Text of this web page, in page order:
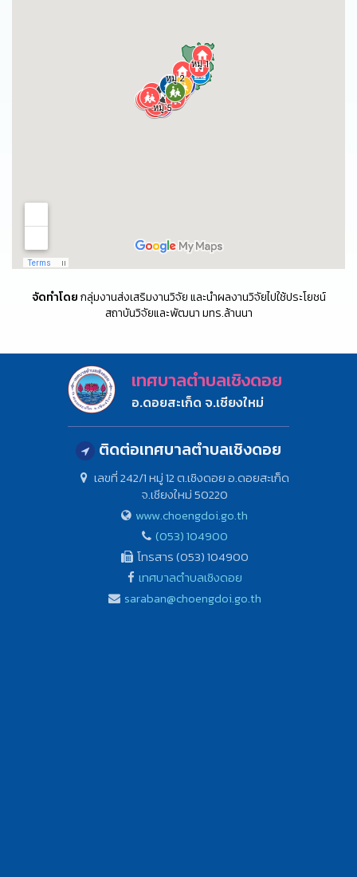
จัดทำโดยกลุ่มงานส่งเสริมงานวิจัย และนำผลงานวิจัยไปใช้ประโยชน์
สถาบันวิจัยและพัฒนา มทร.ล้านนา
เทศบาลตำบลเชิงดอย
อ.ดอยสะเก็ด จ.เชียงใหม่
ติดต่อเทศบาลตำบลเชิงดอย
เลขที่ 242/1 หมู่ 12 ต.เชิงดอย อ.ดอยสะเก็ด
จ.เชียงใหม่ 50220
www.choengdoi.go.th
(053) 104900
โทรสาร (053) 104900
เทศบาลตำบลเชิงดอย
saraban@choengdoi.go.th